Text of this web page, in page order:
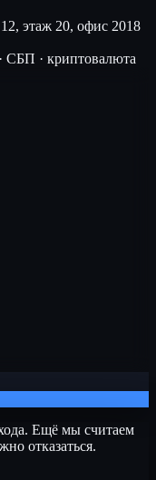
этаж 20, офис 2018
СБП · криптовалюта
Ещё мы считаем
отказаться.